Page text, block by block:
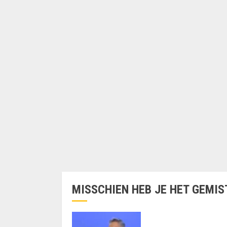
MISSCHIEN HEB JE HET